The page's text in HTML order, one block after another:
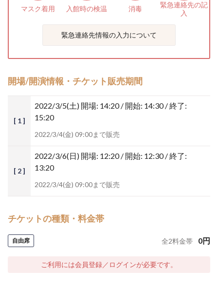
マスク着用 入館時の検温 消毒 緊急連絡先の記
入
緊急連絡先情報の入力について
開場/開演情報・チケット販売期間
[ 1 ]
2022/3/5(土) 開場: 14:20 / 開始: 14:30 / 終了:
15:20
2022/3/4(金) 09:00まで販売
[ 2 ]
2022/3/6(日) 開場: 12:20 / 開始: 12:30 / 終了:
13:20
2022/3/4(金) 09:00まで販売
チケットの種類・料金帯
自由席 全2料金帯 0円
ご利用には会員登録／ログインが必要です。